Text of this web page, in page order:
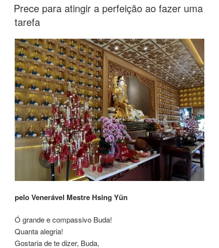
Prece para atingir a perfeição ao fazer uma
tarefa
pelo Venerável Mestre Hsing Yün
Ó grande e compassivo Buda!
Quanta alegria!
Gostaria de te dizer, Buda,